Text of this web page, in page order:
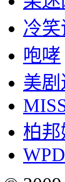
冷笑
咆哮
美剧
柏邦